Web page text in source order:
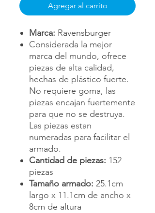
Agregar al carrito
Marca: Ravensburger
Considerada la mejor
marca del mundo, ofrece
piezas de alta calidad,
hechas de plástico fuerte.
No requiere goma, las
piezas encajan fuertemente
para que no se destruya.
Las piezas estan
numeradas para facilitar el
armado.
Cantidad de piezas: 152
piezas
Tamaño armado: 25.1cm
largo x 11.1cm de ancho x
8cm de altura